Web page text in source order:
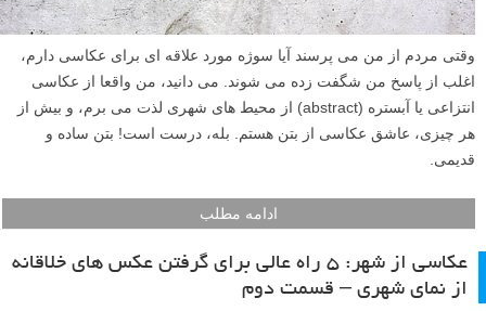
وقتی مردم از من می پرسند آیا سوژه مورد علاقه ای برای عکاسی دارم،
اغلب از پاسخ من شگفت زده می شوند. می دانید، من واقعا از عکاسی
انتزاعی یا آبستره (abstract) از محیط های شهری لذت می برم، و بیش از
هر چیزی، عاشق عکاسی از بتن هستم. بله، درست است! بتن ساده و
قدیمی.
ادامه مطلب
عکاسی از شهر: ۵ راه عالی برای گرفتن عکس های خلاقانه
از نمای شهری – قسمت دوم